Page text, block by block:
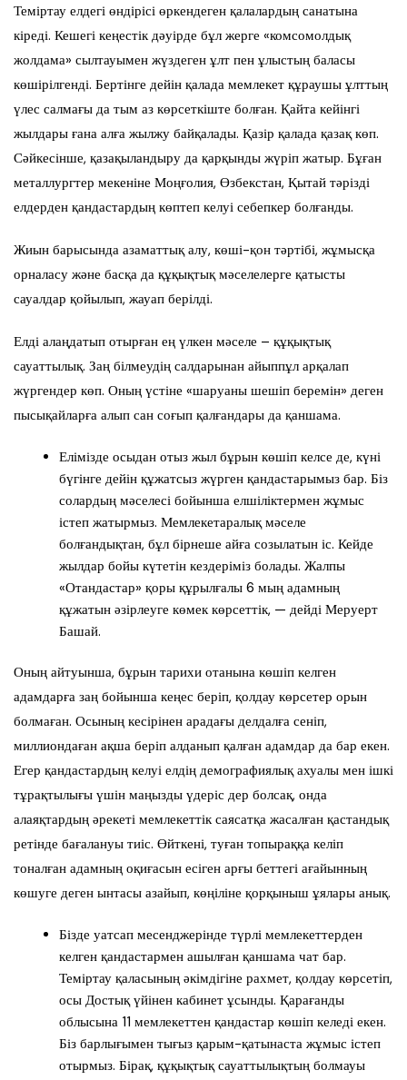
Теміртау елдегі өндірісі өркендеген қалалардың санатына
кіреді. Кешегі кеңестік дәуірде бұл жерге «комсомолдық
жолдама» сылтауымен жүздеген ұлт пен ұлыстың баласы
көшірілгенді. Бертінге дейін қалада мемлекет құраушы ұлттың
үлес салмағы да тым аз көрсеткіште болған. Қайта кейінгі
жылдары ғана алға жылжу байқалады. Қазір қалада қазақ көп.
Сәйкесінше, қазақыландыру да қарқынды жүріп жатыр. Бұған
металлургтер мекеніне Моңғолия, Өзбекстан, Қытай тәрізді
елдерден қандастардың көптеп келуі себепкер болғанды.
Жиын барысында азаматтық алу, көші-қон тәртібі, жұмысқа
орналасу және басқа да құқықтық мәселелерге қатысты
сауалдар қойылып, жауап берілді.
Елді алаңдатып отырған ең үлкен мәселе – құқықтық
сауаттылық. Заң білмеудің салдарынан айыппұл арқалап
жүргендер көп. Оның үстіне «шаруаны шешіп беремін» деген
пысықайларға алып сан соғып қалғандары да қаншама.
Елімізде осыдан отыз жыл бұрын көшіп келсе де, күні
бүгінге дейін құжатсыз жүрген қандастарымыз бар. Біз
солардың мәселесі бойынша елшіліктермен жұмыс
істеп жатырмыз. Мемлекетаралық мәселе
болғандықтан, бұл бірнеше айға созылатын іс. Кейде
жылдар бойы күтетін кездеріміз болады. Жалпы
«Отандастар» қоры құрылғалы 6 мың адамның
құжатын әзірлеуге көмек көрсеттік, — дейді Меруерт
Башай.
Оның айтуынша, бұрын тарихи отанына көшіп келген
адамдарға заң бойынша кеңес беріп, қолдау көрсетер орын
болмаған. Осының кесірінен арадағы делдалға сеніп,
миллиондаған ақша беріп алданып қалған адамдар да бар екен.
Егер қандастардың келуі елдің демографиялық ахуалы мен ішкі
тұрақтылығы үшін маңызды үдеріс дер болсақ, онда
алаяқтардың әрекеті мемлекеттік саясатқа жасалған қастандық
ретінде бағалануы тиіс. Өйткені, туған топыраққа келіп
тоналған адамның оқиғасын есіген арғы беттегі ағайынның
көшуге деген ынтасы азайып, көңіліне қорқыныш ұялары анық.
Бізде уатсап месенджерінде түрлі мемлекеттерден
келген қандастармен ашылған қаншама чат бар.
Теміртау қаласының әкімдігіне рахмет, қолдау көрсетіп,
осы Достық үйінен кабинет ұсынды. Қарағанды
облысына 11 мемлекеттен қандастар көшіп келеді екен.
Біз барлығымен тығыз қарым-қатынаста жұмыс істеп
отырмыз. Бірақ, құқықтық сауаттылықтың болмауы